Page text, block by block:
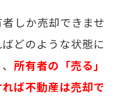
しか売却できませ
どのような状態に
所有者の「売る」
ば不動産は売却で